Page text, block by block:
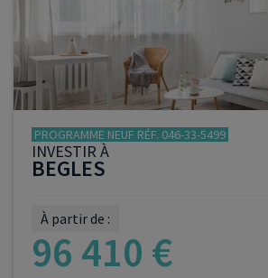
PROGRAMME NEUF RÉF. 046-33-5499
INVESTIR À
BEGLES
À partir de :
96 410 €